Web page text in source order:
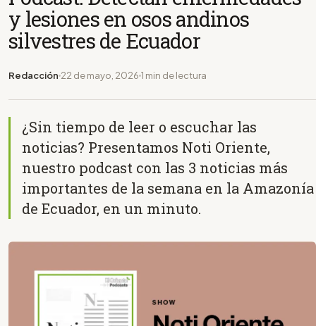
y lesiones en osos andinos
silvestres de Ecuador
Redacción 22 de mayo, 2026 1 min de lectura
¿Sin tiempo de leer o escuchar las
noticias? Presentamos Noti Oriente,
nuestro podcast con las 3 noticias más
importantes de la semana en la Amazonía
de Ecuador, en un minuto.